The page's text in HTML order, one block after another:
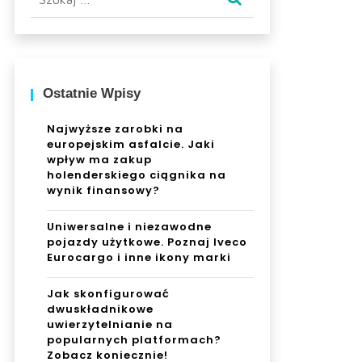
Ostatnie Wpisy
Najwyższe zarobki na
europejskim asfalcie. Jaki
wpływ ma zakup
holenderskiego ciągnika na
wynik finansowy?
Uniwersalne i niezawodne
pojazdy użytkowe. Poznaj Iveco
Eurocargo i inne ikony marki
Jak skonfigurować
dwuskładnikowe
uwierzytelnianie na
popularnych platformach?
Zobacz koniecznie!